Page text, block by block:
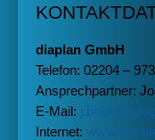
diaplan GmbH
Telefon: 02204 –
Ansprechpartner:
E-Mail:
Internet: